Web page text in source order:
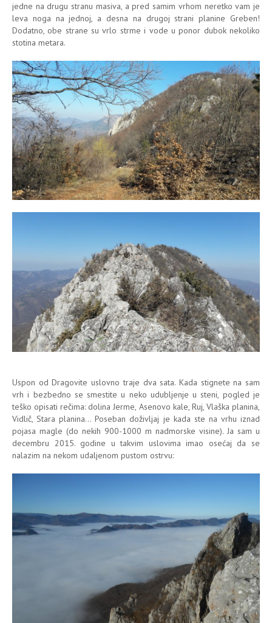
jedne na drugu stranu masiva, a pred samim vrhom neretko vam je
leva noga na jednoj, a desna na drugoj strani planine Greben!
Dodatno, obe strane su vrlo strme i vode u ponor dubok nekoliko
stotina metara.
Uspon od Dragovite uslovno traje dva sata. Kada stignete na sam
vrh i bezbedno se smestite u neko udubljenje u steni, pogled je
teško opisati rečima: dolina Jerme, Asenovo kale, Ruj, Vlaška planina,
Vidlič, Stara planina... Poseban doživljaj je kada ste na vrhu iznad
pojasa magle (do nekih 900-1000 m nadmorske visine). Ja sam u
decembru 2015. godine u takvim uslovima imao osećaj da se
nalazim na nekom udaljenom pustom ostrvu: